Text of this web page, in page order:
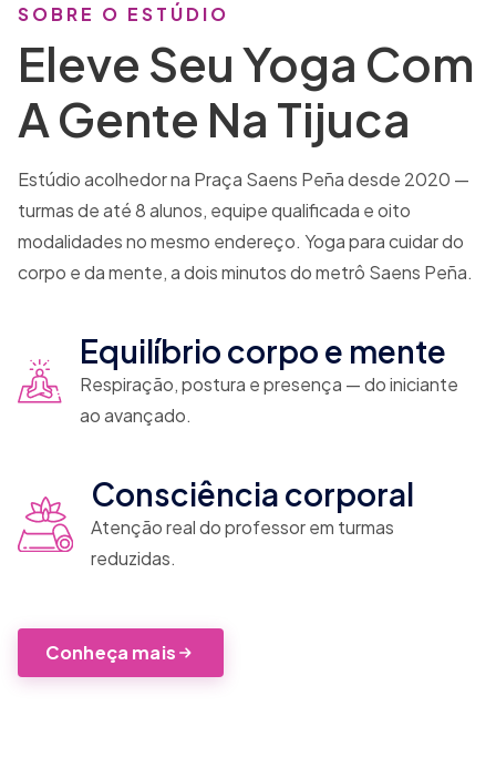
SOBRE O ESTÚDIO
Eleve Seu Yoga Com
A Gente Na Tijuca
Estúdio acolhedor na Praça Saens Peña desde 2020 —
turmas de até 8 alunos, equipe qualificada e oito
modalidades no mesmo endereço. Yoga para cuidar do
corpo e da mente, a dois minutos do metrô Saens Peña.
Equilíbrio corpo e mente
Respiração, postura e presença — do iniciante
ao avançado.
Consciência corporal
Atenção real do professor em turmas
reduzidas.
Conheça mais